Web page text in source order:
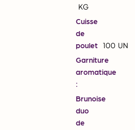
KG
Cuisse
de
poulet 100 UN
Garniture
aromatique
:
Brunoise
duo
de